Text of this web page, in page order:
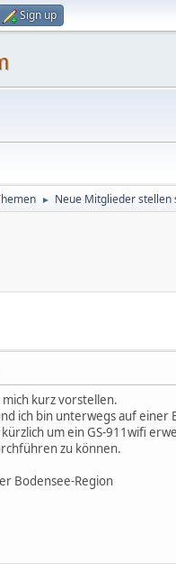
Sign up
► Neue Mitglieder stellen
kurz vorstellen.
ich bin unterwegs auf einer
um ein GS-911wifi
zu können.
Bodensee-Region